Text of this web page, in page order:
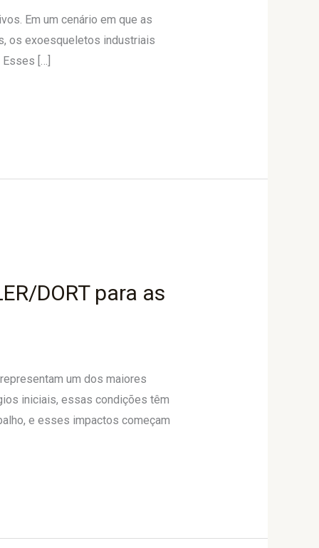
Em um cenário em que as
os exoesqueletos industriais
[…]
DORT para as
um dos maiores
iniciais, essas condições têm
e esses impactos começam